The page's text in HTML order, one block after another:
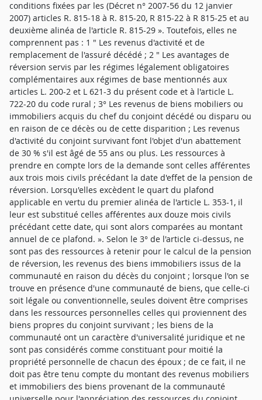
conditions fixées par les (Décret n° 2007-56 du 12 janvier
2007) articles R. 815-18 à R. 815-20, R 815-22 à R 815-25 et au
deuxième alinéa de l'article R. 815-29 ». Toutefois, elles ne
comprennent pas : 1 " Les revenus d'activité et de
remplacement de l'assuré décédé ; 2 " Les avantages de
réversion servis par les régimes légalement obligatoires
complémentaires aux régimes de base mentionnés aux
articles L. 200-2 et L 621-3 du présent code et à l'article L.
722-20 du code rural ; 3° Les revenus de biens mobiliers ou
immobiliers acquis du chef du conjoint décédé ou disparu ou
en raison de ce décès ou de cette disparition ; Les revenus
d'activité du conjoint survivant font l'objet d'un abattement
de 30 % s'il est âgé de 55 ans ou plus. Les ressources à
prendre en compte lors de la demande sont celles afférentes
aux trois mois civils précédant la date d'effet de la pension de
réversion. Lorsqu'elles excèdent le quart du plafond
applicable en vertu du premier alinéa de l'article L. 353-1, il
leur est substitué celles afférentes aux douze mois civils
précédant cette date, qui sont alors comparées au montant
annuel de ce plafond. ». Selon le 3° de l'article ci-dessus, ne
sont pas des ressources à retenir pour le calcul de la pension
de réversion, les revenus des biens immobiliers issus de la
communauté en raison du décès du conjoint ; lorsque l'on se
trouve en présence d'une communauté de biens, que celle-ci
soit légale ou conventionnelle, seules doivent être comprises
dans les ressources personnelles celles qui proviennent des
biens propres du conjoint survivant ; les biens de la
communauté ont un caractère d'universalité juridique et ne
sont pas considérés comme constituant pour moitié la
propriété personnelle de chacun des époux ; de ce fait, il ne
doit pas être tenu compte du montant des revenus mobiliers
et immobiliers des biens provenant de la communauté